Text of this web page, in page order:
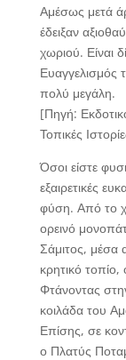
Αμέσως μετά
έδειξαν
χωριού. Είναι
Ευαγγελισμός
πολύ μεγάλη.
[Πηγή:
Τοπικές
Όσοι είστε
εξαιρετικές
φύση. Από το
ορεινό
Σάμιτος, μέσα
κρητικό
Φτάνοντας
κοιλάδα του
Επίσης, σε
ο Πλατύς